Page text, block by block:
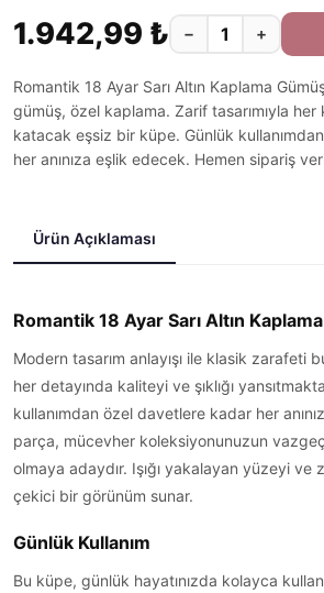
1.942,99 ₺ − +
Romantik 18 Ayar Sarı Altın Kaplama
gümüş, özel kaplama. Zarif tasarımıyla her
katacak eşsiz bir küpe. Günlük
her anınıza eşlik edecek. Hemen sipariş
Ürün Açıklaması
Romantik 18 Ayar Sarı Altın
Modern tasarım anlayışı ile klasik zarafeti
her detayında kaliteyi ve şıklığı
kullanımdan özel davetlere kadar her
parça, mücevher koleksiyonunuzun
olmaya adaydır. Işığı yakalayan yüzeyi ve
çekici bir görünüm sunar.
Günlük Kullanım
Bu küpe, günlük hayatınızda kolayca